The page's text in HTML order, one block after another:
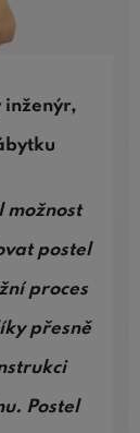
inženýr,
možnost
postel
proces
přesně
Postel